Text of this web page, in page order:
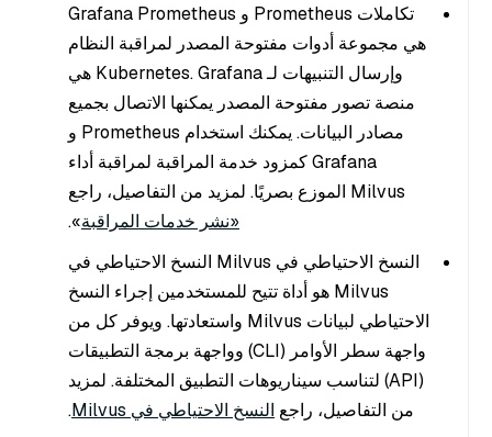
تكاملات Prometheus و Grafana Prometheus
هي مجموعة أدوات مفتوحة المصدر لمراقبة النظام
وإرسال التنبيهات لـ Kubernetes. Grafana هي
منصة تصور مفتوحة المصدر يمكنها الاتصال بجميع
مصادر البيانات. يمكنك استخدام Prometheus و
Grafana كمزود خدمة المراقبة لمراقبة أداء
Milvus الموزع بصريًا. لمزيد من التفاصيل، راجع
«نشر خدمات المراقبة».
النسخ الاحتياطي في Milvus النسخ الاحتياطي في
Milvus هو أداة تتيح للمستخدمين إجراء النسخ
الاحتياطي لبيانات Milvus واستعادتها. ويوفر كل من
واجهة سطر الأوامر (CLI) وواجهة برمجة التطبيقات
(API) لتناسب سيناريوهات التطبيق المختلفة. لمزيد
من التفاصيل، راجع النسخ الاحتياطي في Milvus
.